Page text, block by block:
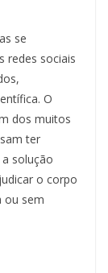
se
redes sociais
O
dos muitos
ter
solução
o corpo
ou sem